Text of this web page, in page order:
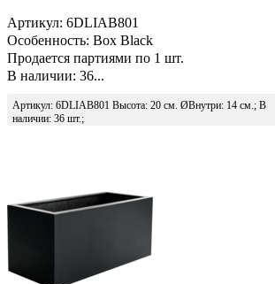
Артикул: 6DLIAB801
Особенность: Box Black
Продается партиями по 1 шт.
В наличии: 36...
Артикул: 6DLIAB801 Высота: 20 см. ØВнутри: 14 см.; В
наличии: 36 шт.;